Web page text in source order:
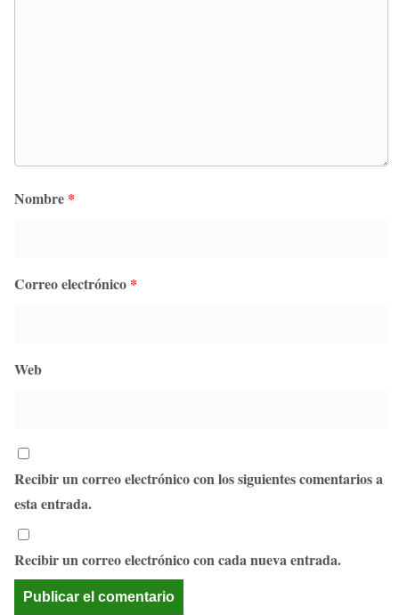
Nombre *
Correo electrónico *
Web
Recibir un correo electrónico con los siguientes comentarios a
esta entrada.
Recibir un correo electrónico con cada nueva entrada.